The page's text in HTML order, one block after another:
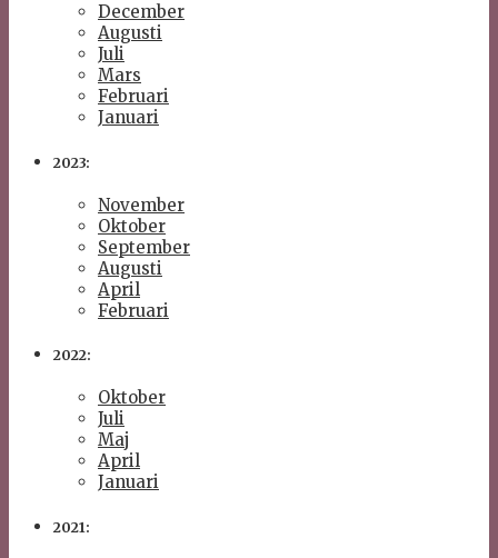
December
Augusti
Juli
Mars
Februari
Januari
2023:
November
Oktober
September
Augusti
April
Februari
2022:
Oktober
Juli
Maj
April
Januari
2021: